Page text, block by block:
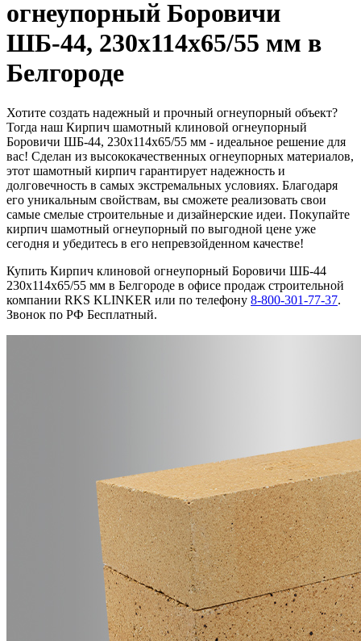
огнеупорный Боровичи
ШБ-44, 230x114x65/55 мм в
Белгороде
Хотите создать надежный и прочный огнеупорный объект?
Тогда наш Кирпич шамотный клиновой огнеупорный
Боровичи ШБ-44, 230x114x65/55 мм - идеальное решение для
вас! Сделан из высококачественных огнеупорных материалов,
этот шамотный кирпич гарантирует надежность и
долговечность в самых экстремальных условиях. Благодаря
его уникальным свойствам, вы сможете реализовать свои
самые смелые строительные и дизайнерские идеи. Покупайте
кирпич шамотный огнеупорный по выгодной цене уже
сегодня и убедитесь в его непревзойденном качестве!
Купить Кирпич клиновой огнеупорный Боровичи ШБ-44
230x114x65/55 мм в Белгороде в офисе продаж строительной
компании RKS KLINKER или по телефону 8-800-301-77-37.
Звонок по РФ Бесплатный.